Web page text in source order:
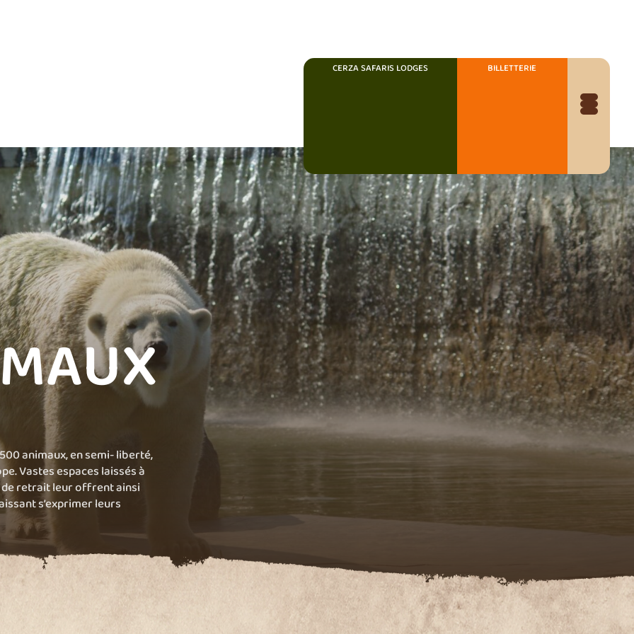
CERZA SAFARIS LODGES BILLETTERIE
animaux, en semi- liberté,
Vastes espaces laissés à
de retrait leur offrent ainsi
s’exprimer leurs